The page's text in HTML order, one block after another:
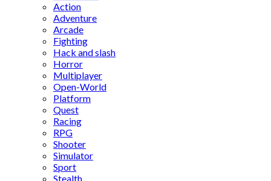
Action
Adventure
Arcade
Fighting
Hack and slash
Horror
Multiplayer
Open-World
Platform
Quest
Racing
RPG
Shooter
Simulator
Sport
Stealth